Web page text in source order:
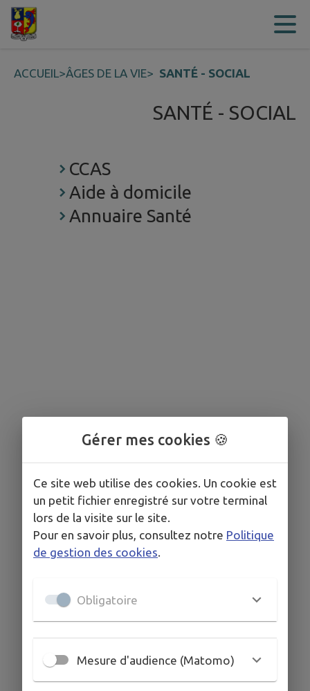
Contenu
ACCUEIL>ÂGES DE LA VIE> SANTÉ - SOCIAL
SANTÉ - SOCIAL
CCAS
Aide à domicile
Annuaire Santé
Gérer mes cookies 🍪
Ce site web utilise des cookies. Un cookie est
un petit fichier enregistré sur votre terminal
lors de la visite sur le site.
Pour en savoir plus, consultez notre Politique
de gestion des cookies.
Obligatoire
Mesure d'audience (Matomo)